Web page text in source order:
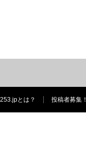
253.jpとは？ 投稿者募集！